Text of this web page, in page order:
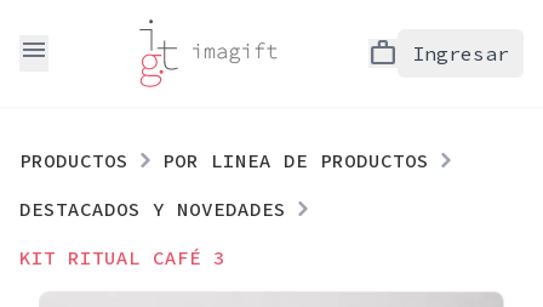
menu work Ingresar
PRODUCTOS
POR LINEA DE PRODUCTOS
DESTACADOS Y NOVEDADES
KIT RITUAL CAFÉ 3